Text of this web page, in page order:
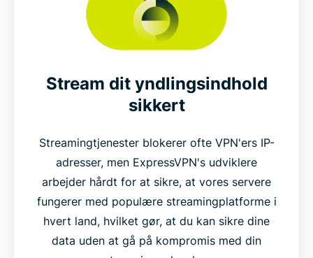
Stream dit yndlingsindhold
sikkert
Streamingtjenester blokerer ofte VPN'ers IP-
adresser, men ExpressVPN's udviklere
arbejder hårdt for at sikre, at vores servere
fungerer med populære streamingplatforme i
hvert land, hvilket gør, at du kan sikre dine
data uden at gå på kompromis med din